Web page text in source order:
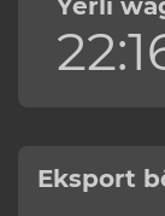
Eksport